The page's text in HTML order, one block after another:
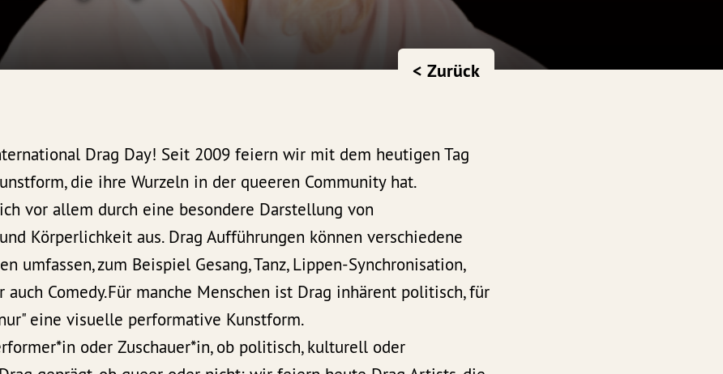
< Zurück
Drag Day! Seit 2009 feiern wir mit dem heutigen Tag
die ihre Wurzeln in der queeren Community hat.
vor allem durch eine besondere Darstellung von
Körperlichkeit aus. Drag Aufführungen können verschiedene
umfassen, zum Beispiel Gesang, Tanz, Lippen-Synchronisation,
auch Comedy.Für manche Menschen ist Drag inhärent politisch, für
eine visuelle performative Kunstform.
oder Zuschauer*in, ob politisch, kulturell oder